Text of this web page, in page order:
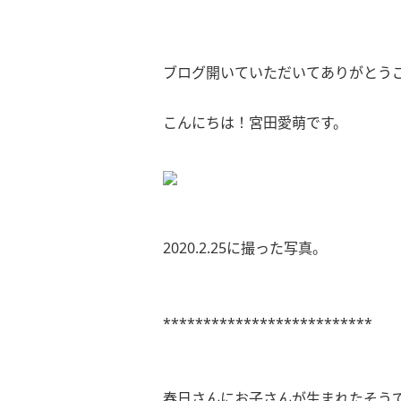
ブログ開いていただいてありがとう
こんにちは！宮田愛萌です。
2020.2.25に撮った写真。
**************************